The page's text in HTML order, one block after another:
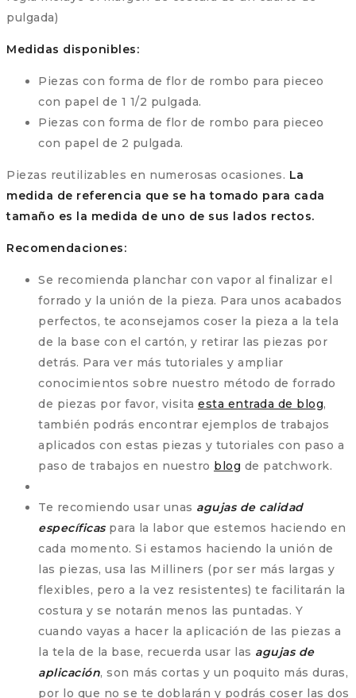
pulgada)
Medidas disponibles:
Piezas con forma de flor de rombo para pieceo
con papel de 1 1/2 pulgada.
Piezas con forma de flor de rombo para pieceo
con papel de 2 pulgada.
Piezas reutilizables en numerosas ocasiones. La
medida de referencia que se ha tomado para cada
tamaño es la medida de uno de sus lados rectos.
Recomendaciones:
Se recomienda planchar con vapor al finalizar el
forrado y la unión de la pieza. Para unos acabados
perfectos, te aconsejamos coser la pieza a la tela
de la base con el cartón, y retirar las piezas por
detrás. Para ver más tutoriales y ampliar
conocimientos sobre nuestro método de forrado
de piezas por favor, visita esta entrada de blog,
también podrás encontrar ejemplos de trabajos
aplicados con estas piezas y tutoriales con paso a
paso de trabajos en nuestro blog de patchwork.
Te recomiendo usar unas agujas de calidad
específicaspara la labor que estemos haciendo en
cada momento. Si estamos haciendo la unión de
las piezas, usa las Milliners (por ser más largas y
flexibles, pero a la vez resistentes) te facilitarán la
costura y se notarán menos las puntadas. Y
cuando vayas a hacer la aplicación de las piezas a
la tela de la base, recuerda usar las agujas de
aplicación, son más cortas y un poquito más duras,
por lo que no se te doblarán y podrás coser las dos